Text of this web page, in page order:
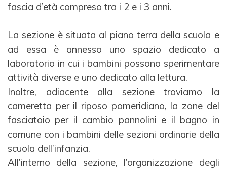
fascia d’età compreso tra i 2 e i 3 anni.
La sezione è situata al piano terra della scuola e
ad essa è annesso uno spazio dedicato a
laboratorio in cui i bambini possono sperimentare
attività diverse e uno dedicato alla lettura.
Inoltre, adiacente alla sezione troviamo la
cameretta per il riposo pomeridiano, la zone del
fasciatoio per il cambio pannolini e il bagno in
comune con i bambini delle sezioni ordinarie della
scuola dell’infanzia.
All’interno della sezione, l’organizzazione degli